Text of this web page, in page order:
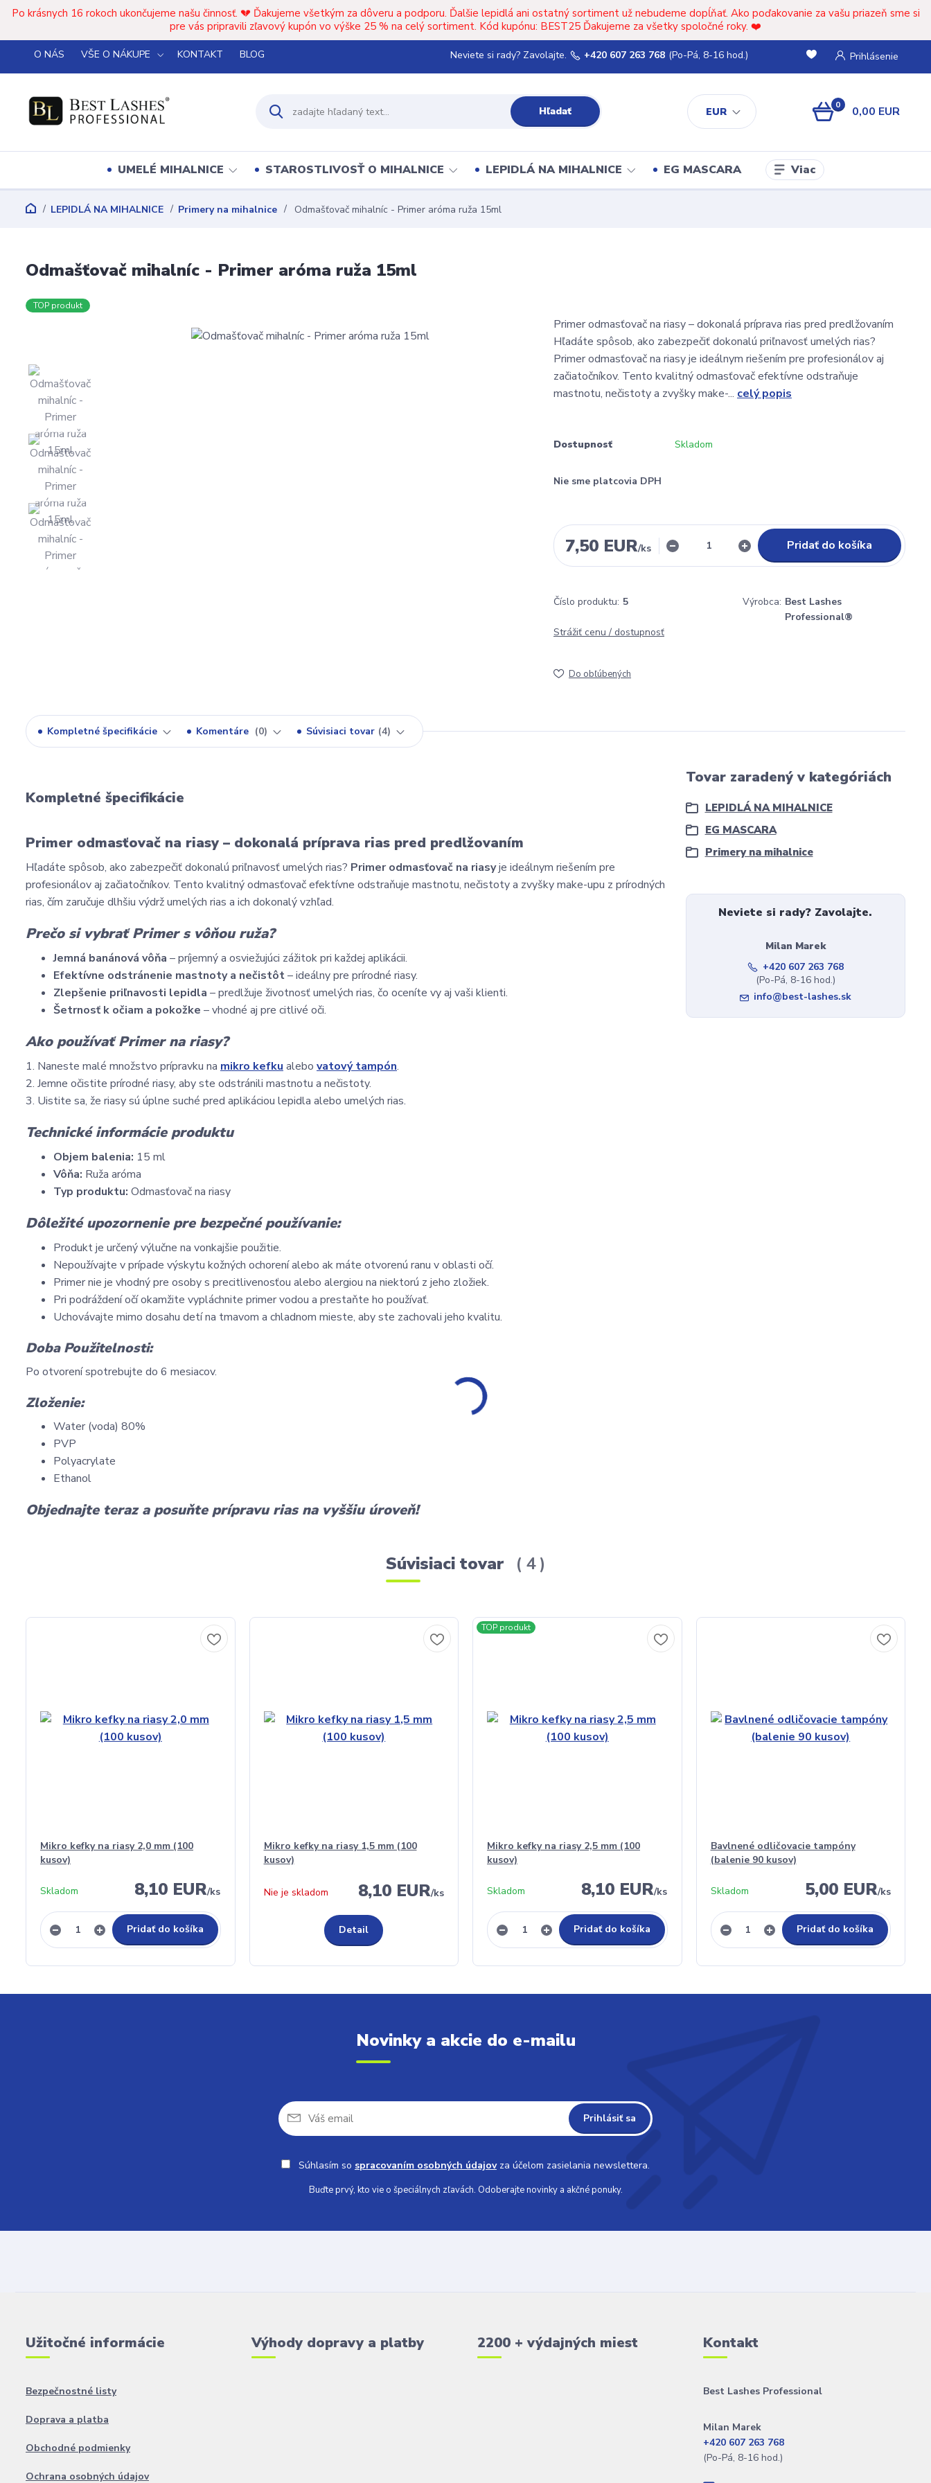
Po krásnych 16 rokoch ukončujeme našu činnosť. 💔 Ďakujeme všetkým za dôveru a podporu. Ďalšie lepidlá ani ostatný sortiment už nebudeme dopĺňať. Ako poďakovanie za vašu priazeň sme si
pre vás pripravili zľavový kupón vo výške 25 % na celý sortiment. Kód kupónu: BEST25 Ďakujeme za všetky spoločné roky. ❤️
O NÁS VŠE O NÁKUPE KONTAKT BLOG
EUR
Prihlásenie
Hľadať
Neviete si rady? Zavolajte. +420 607 263 768 (Po-Pá, 8-16 hod.)
0 0,00 EUR
UMELÉ MIHALNICE STAROSTLIVOSŤ O MIHALNICE LEPIDLÁ NA MIHALNICE EG MASCARA Viac
LEPIDLÁ NA MIHALNICE Primery na mihalnice Odmašťovač mihalníc - Primer aróma ruža 15ml
Odmašťovač mihalníc - Primer aróma ruža 15ml
TOP produkt
Primer odmasťovač na riasy – dokonalá príprava rias pred predlžovaním
Hľadáte spôsob, ako zabezpečiť dokonalú priľnavosť umelých rias?
Primer odmasťovač na riasy je ideálnym riešením pre profesionálov aj
začiatočníkov. Tento kvalitný odmasťovač efektívne odstraňuje
mastnotu, nečistoty a zvyšky make-... celý popis
Dostupnosť Skladom
Nie sme platcovia DPH
7,50 EUR/ks Pridať do košíka
Číslo produktu: 5 Výrobca: Best Lashes
Professional®
Strážiť cenu / dostupnosť
Do obľúbených
Kompletné špecifikácie Komentáre 0 Súvisiaci tovar 4
Kompletné špecifikácie
Primer odmasťovač na riasy – dokonalá príprava rias pred predlžovaním
Hľadáte spôsob, ako zabezpečiť dokonalú priľnavosť umelých rias? Primer odmasťovač na riasyje ideálnym riešením pre
profesionálov aj začiatočníkov. Tento kvalitný odmasťovač efektívne odstraňuje mastnotu, nečistoty a zvyšky make-upu z prírodných
rias, čím zaručuje dlhšiu výdrž umelých rias a ich dokonalý vzhľad.
Prečo si vybrať Primer s vôňou ruža?
Jemná banánová vôňa – príjemný a osviežujúci zážitok pri každej aplikácii.
Efektívne odstránenie mastnoty a nečistôt– ideálny pre prírodné riasy.
Zlepšenie priľnavosti lepidla – predlžuje životnosť umelých rias, čo oceníte vy aj vaši klienti.
Šetrnosť k očiam a pokožke – vhodné aj pre citlivé oči.
Ako používať Primer na riasy?
1. Naneste malé množstvo prípravku na mikro kefku alebo vatový tampón.
2. Jemne očistite prírodné riasy, aby ste odstránili mastnotu a nečistoty.
3. Uistite sa, že riasy sú úplne suché pred aplikáciou lepidla alebo umelých rias.
Technické informácie produktu
Objem balenia: 15 ml
Vôňa: Ruža aróma
Typ produktu: Odmasťovač na riasy
Dôležité upozornenie pre bezpečné používanie:
Produkt je určený výlučne na vonkajšie použitie.
Nepoužívajte v prípade výskytu kožných ochorení alebo ak máte otvorenú ranu v oblasti očí.
Primer nie je vhodný pre osoby s precitlivenosťou alebo alergiou na niektorú z jeho zložiek.
Pri podráždení očí okamžite vypláchnite primer vodou a prestaňte ho používať.
Uchovávajte mimo dosahu detí na tmavom a chladnom mieste, aby ste zachovali jeho kvalitu.
Doba Použitelnosti:
Po otvorení spotrebujte do 6 mesiacov.
Zloženie:
Water (voda) 80%
PVP
Polyacrylate
Ethanol
Objednajte teraz a posuňte prípravu rias na vyššiu úroveň!
Tovar zaradený v kategóriách
LEPIDLÁ NA MIHALNICE
EG MASCARA
Primery na mihalnice
Neviete si rady? Zavolajte.
Milan Marek
+420 607 263 768
(Po-Pá, 8-16 hod.)
info@best-lashes.sk
Súvisiaci tovar 4
Mikro kefky na riasy 2,0 mm (100
kusov)
8,10 EUR/ks
Skladom
Pridať do košíka
Mikro kefky na riasy 1,5 mm (100
kusov)
8,10 EUR/ks
Nie je skladom
Detail
TOP produkt
Mikro kefky na riasy 2,5 mm (100
kusov)
8,10 EUR/ks
Skladom
Pridať do košíka
Bavlnené odličovacie tampóny
(balenie 90 kusov)
5,00 EUR/ks
Skladom
Pridať do košíka
Novinky a akcie do e-mailu
Prihlásiť sa
Súhlasím so spracovaním osobných údajovza účelom zasielania newslettera.
Buďte prvý, kto vie o špeciálnych zľavách. Odoberajte novinky a akčné ponuky.
Užitočné informácie
Bezpečnostné listy
Doprava a platba
Obchodné podmienky
Ochrana osobných údajov
Výhody dopravy a platby 2200 + výdajných miest Kontakt
Best Lashes Professional
Milan Marek
+420 607 263 768
(Po-Pá, 8-16 hod.)